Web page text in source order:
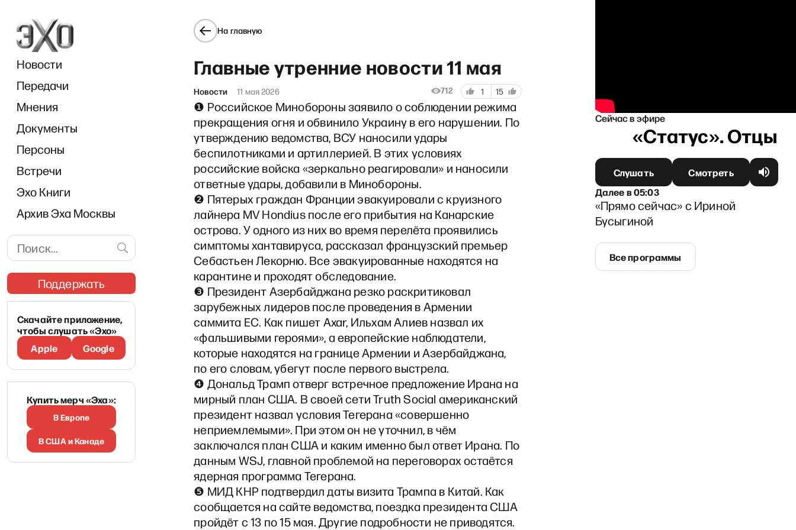
Новости
Передачи
Мнения
Документы
Персоны
Встречи
Эхо Книги
Архив Эха Москвы
Поддержать
Скачайте приложение,
чтобы слушать «Эхо»
Apple
Google
Купить мерч «Эха»:
В Европе
В США и Канаде
На главную
Главные утренние новости 11 мая
Новости 11 мая 2026 712 1 15
❶ Российское Минобороны заявило о соблюдении режима
прекращения огня и обвинило Украину в его нарушении. По
утверждению ведомства, ВСУ наносили удары
беспилотниками и артиллерией. В этих условиях
российские войска «зеркально реагировали» и наносили
ответные удары, добавили в Минобороны.
❷ Пятерых граждан Франции эвакуировали с круизного
лайнера MV Hondius после его прибытия на Канарские
острова. У одного из них во время перелёта проявились
симптомы хантавируса, рассказал французский премьер
Себастьен Лекорню. Все эвакуированные находятся на
карантине и проходят обследование.
❸ Президент Азербайджана резко раскритиковал
зарубежных лидеров после проведения в Армении
саммита ЕС. Как пишет Axar, Ильхам Алиев назвал их
«фальшивыми героями», а европейские наблюдатели,
которые находятся на границе Армении и Азербайджана,
по его словам, убегут после первого выстрела.
❹ Дональд Трамп отверг встречное предложение Ирана на
мирный план США. В своей сети Truth Social американский
президент назвал условия Тегерана «совершенно
неприемлемыми». При этом он не уточнил, в чём
заключался план США и каким именно был ответ Ирана. По
данным WSJ, главной проблемой на переговорах остаётся
ядерная программа Тегерана.
❺ МИД КНР подтвердил даты визита Трампа в Китай. Как
сообщается на сайте ведомства, поездка президента США
пройдёт с 13 по 15 мая. Другие подробности не приводятся.
Сейчас в эфире
«Статус». Отцы
Слушать
Смотреть
Далеев05:03
«Прямо сейчас» с Ириной
Бусыгиной
Все программы